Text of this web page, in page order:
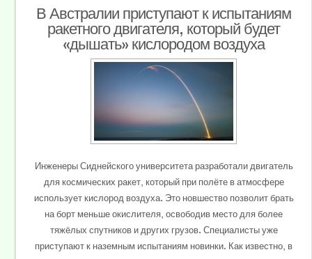
В Австралии приступают к испытаниям
ракетного двигателя, который будет
«дышать» кислородом воздуха
Инженеры Сиднейского университета разработали двигатель
для космических ракет, который при полёте в атмосфере
использует кислород воздуха. Это новшество позволит брать
на борт меньше окислителя, освободив место для более
тяжёлых спутников и других грузов. Специалисты уже
приступают к наземным испытаниям новинки. Как известно, в